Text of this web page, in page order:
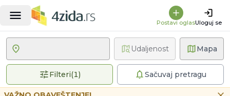
Postavi oglasUloguj se
Mapa
Filteri(1)1 primenjen filterSačuvaj pretragu
Udaljenost